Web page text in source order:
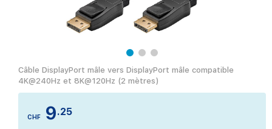
Câble DisplayPort mâle vers DisplayPort mâle compatible
4K@240Hz et 8K@120Hz (2 mètres)
CHF 9.25